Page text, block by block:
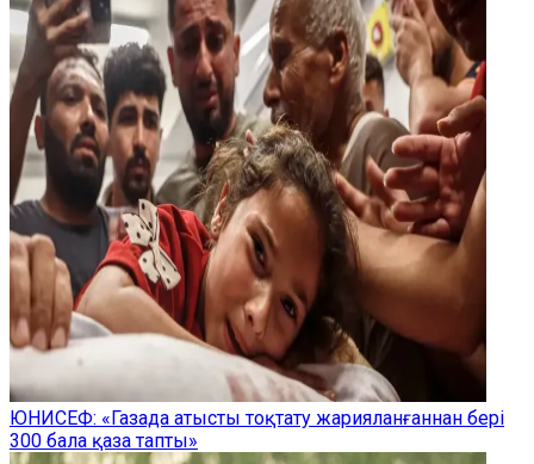
ЮНИСЕФ: «Газада атысты тоқтату жарияланғаннан бері
300 бала қаза тапты»